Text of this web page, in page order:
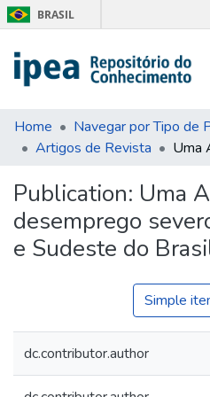
BRASIL
Communities & Collections
Search for
Statistics
Tips
About Us
Home
Artigos de Revista
Publication: Uma
desemprego
e Sudeste do
Simple
dc.contributor.author